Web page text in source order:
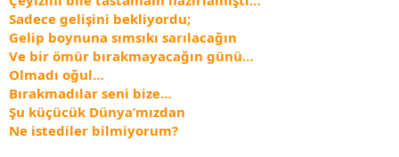
Sadece gelişini bekliyordu;
Gelip boynuna sımsıkı sarılacağın
Ve bir ömür bırakmayacağın günü…
Olmadı oğul…
Bırakmadılar seni bize…
Şu küçücük Dünya’mızdan
Ne istediler bilmiyorum?